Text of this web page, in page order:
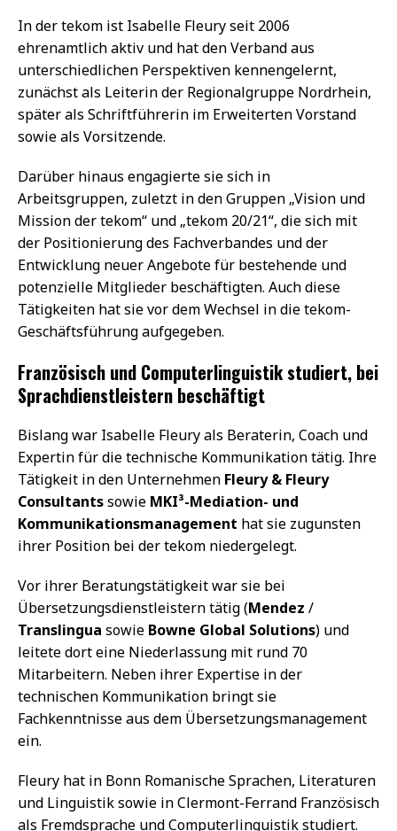
In der tekom ist Isabelle Fleury seit 2006
ehrenamtlich aktiv und hat den Verband aus
unterschiedlichen Perspektiven kennengelernt,
zunächst als Leiterin der Regionalgruppe Nordrhein,
später als Schriftführerin im Erweiterten Vorstand
sowie als Vorsitzende.
Darüber hinaus engagierte sie sich in
Arbeitsgruppen, zuletzt in den Gruppen „Vision und
Mission der tekom“ und „tekom 20/21“, die sich mit
der Positionierung des Fachverbandes und der
Entwicklung neuer Angebote für bestehende und
potenzielle Mitglieder beschäftigten. Auch diese
Tätigkeiten hat sie vor dem Wechsel in die tekom-
Geschäftsführung aufgegeben.
Französisch und Computerlinguistik studiert, bei
Sprachdienstleistern beschäftigt
Bislang war Isabelle Fleury als Beraterin, Coach und
Expertin für die technische Kommunikation tätig. Ihre
Tätigkeit in den Unternehmen Fleury & Fleury
Consultantssowie MKI³-Mediation- und
Kommunikationsmanagement hat sie zugunsten
ihrer Position bei der tekom niedergelegt.
Vor ihrer Beratungstätigkeit war sie bei
Übersetzungsdienstleistern tätig (Mendez /
Translingua sowie Bowne Global Solutions) und
leitete dort eine Niederlassung mit rund 70
Mitarbeitern. Neben ihrer Expertise in der
technischen Kommunikation bringt sie
Fachkenntnisse aus dem Übersetzungsmanagement
ein.
Fleury hat in Bonn Romanische Sprachen, Literaturen
und Linguistik sowie in Clermont-Ferrand Französisch
als Fremdsprache und Computerlinguistik studiert.